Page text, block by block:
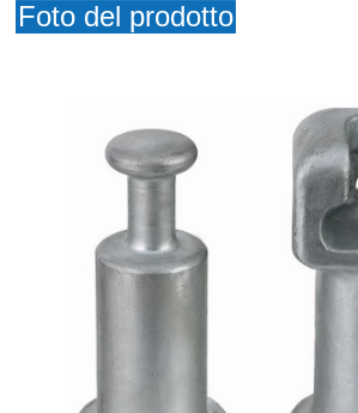
Foto del prodotto